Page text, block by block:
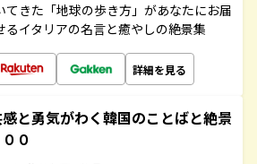
てきた「地球の歩き方」があなたにお届
るイタリアの名言と癒やしの絶景集
詳細を見る
と勇気がわく韓国のことばと絶景
０